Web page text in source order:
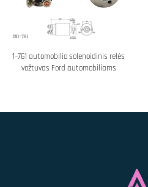
1–761 automobilio solenoidinis relės
vožtuvas Ford automobiliams